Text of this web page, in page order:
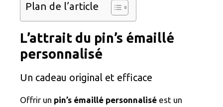
Plan de l’article
L’attrait du pin’s émaillé
personnalisé
Un cadeau original et efficace
Offrir un pin’s émaillé personnalisé est un